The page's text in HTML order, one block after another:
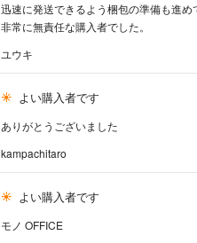
迅速に発送できるよう梱包の準備も進め
非常に無責任な購入者でした。
ユウキ
よい購入者です
ありがとうございました
kampachitaro
よい購入者です
モノ OFFICE